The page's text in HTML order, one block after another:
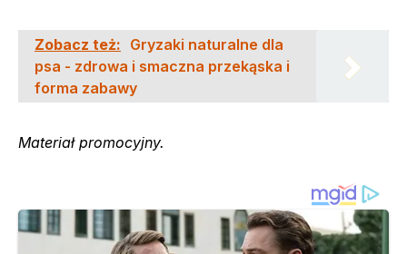
Zobacz też: Gryzaki naturalne dla
psa - zdrowa i smaczna przekąska i
forma zabawy
Materiał promocyjny.